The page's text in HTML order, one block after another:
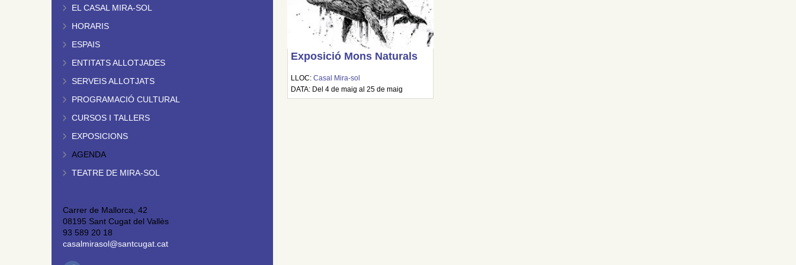
EL CASAL MIRA-SOL
HORARIS
ESPAIS
ENTITATS ALLOTJADES
SERVEIS ALLOTJATS
PROGRAMACIÓ CULTURAL
CURSOS I TALLERS
EXPOSICIONS
AGENDA
TEATRE DE MIRA-SOL
Carrer de Mallorca, 42
08195 Sant Cugat del Vallès
93 589 20 18
casalmirasol@santcugat.cat
Exposició Mons Naturals
LLOC: Casal Mira-sol
DATA: Del 4 de maig al 25 de maig